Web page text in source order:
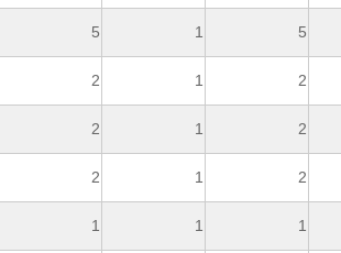
5 1 5
2 1 2
2 1 2
2 1 2
1 1 1